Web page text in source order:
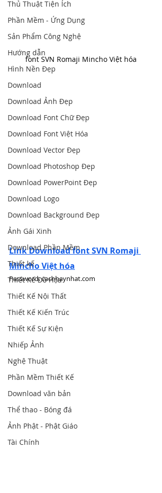
Thủ Thuật Tiện Ích
Phần Mềm - Ứng Dụng
Sản Phẩm Công Nghệ
Hướng dẫn
Hình Nền Đẹp
Download
Download Ảnh Đẹp
Download Font Chữ Đẹp
Download Font Việt Hóa
Download Vector Đẹp
Download Photoshop Đẹp
Download PowerPoint Đẹp
Download Logo
Download Background Đẹp
Ảnh Gái Xinh
Download Phần Mềm
Thiết kế
Thiết Kế Đồ Họa
Thiết Kế Nội Thất
Thiết Kế Kiến Trúc
Thiết Kế Sự Kiện
Nhiếp Ảnh
Nghệ Thuật
Phần Mềm Thiết Kế
Download văn bản
Thể thao - Bóng đá
Ảnh Phật - Phật Giáo
Tài Chính
font SVN Romaji Mincho Việt hóa
Link Download font SVN Romaji
Mincho Việt hóa
Password: cachhaynhat.com